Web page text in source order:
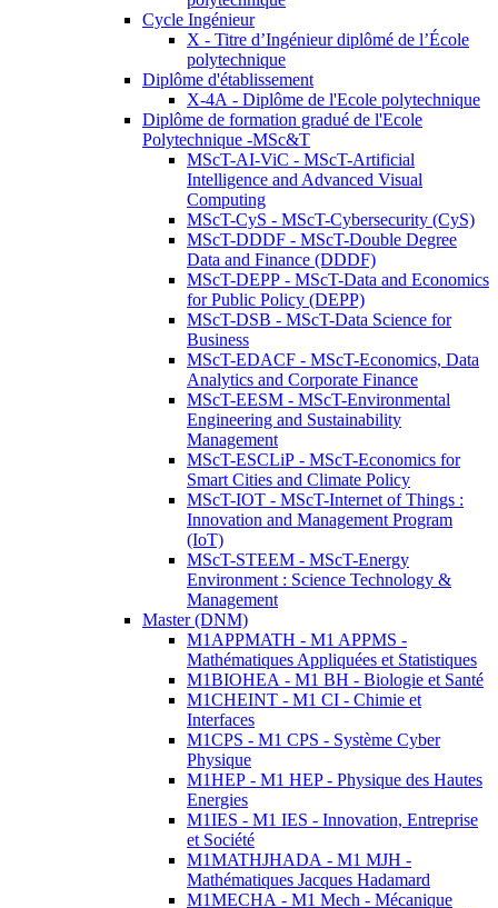
Cycle Ingénieur
X - Titre d’Ingénieur diplômé de l’École
polytechnique
Diplôme d'établissement
X-4A - Diplôme de l'Ecole polytechnique
Diplôme de formation gradué de l'Ecole
Polytechnique -MSc&T
MScT-AI-ViC - MScT-Artificial
Intelligence and Advanced Visual
Computing
MScT-CyS - MScT-Cybersecurity (CyS)
MScT-DDDF - MScT-Double Degree
Data and Finance (DDDF)
MScT-DEPP - MScT-Data and Economics
for Public Policy (DEPP)
MScT-DSB - MScT-Data Science for
Business
MScT-EDACF - MScT-Economics, Data
Analytics and Corporate Finance
MScT-EESM - MScT-Environmental
Engineering and Sustainability
Management
MScT-ESCLiP - MScT-Economics for
Smart Cities and Climate Policy
MScT-IOT - MScT-Internet of Things :
Innovation and Management Program
(IoT)
MScT-STEEM - MScT-Energy
Environment : Science Technology &
Management
Master (DNM)
M1APPMATH - M1 APPMS -
Mathématiques Appliquées et Statistiques
M1BIOHEA - M1 BH - Biologie et Santé
M1CHEINT - M1 CI - Chimie et
Interfaces
M1CPS - M1 CPS - Système Cyber
Physique
M1HEP - M1 HEP - Physique des Hautes
Energies
M1IES - M1 IES - Innovation, Entreprise
et Société
M1MATHJHADA - M1 MJH -
Mathématiques Jacques Hadamard
M1MECHA - M1 Mech - Mécanique